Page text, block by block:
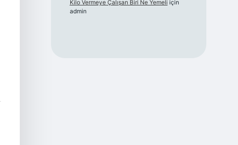
Kilo Vermeye Çalışan Biri Ne Yemeli için
admin